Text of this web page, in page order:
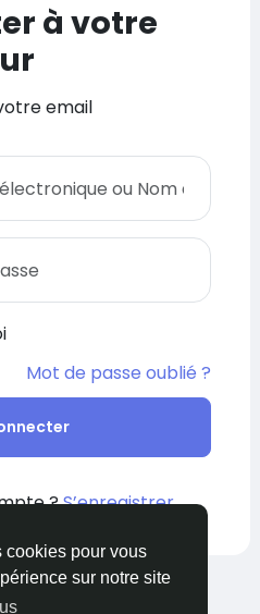
cookies pour vous
sur notre site
à votre
email
Mot de passe oublié ?
?S’enregistrer